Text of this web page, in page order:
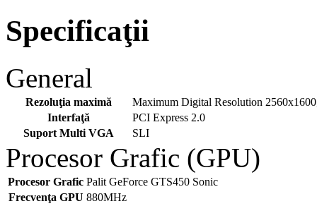
Specificaţii
General
Rezoluţia maximă
Maximum Digital Resolution
Interfaţă
PCI Express 2.0
Suport Multi VGA
SLI
Procesor Grafic (GPU)
Procesor Grafic Palit GeForce GTS450 Sonic
Frecvenţa GPU 880MHz